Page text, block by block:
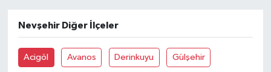
Nevşehir Diğer İlçeler
Acigöl Avanos Derinkuyu Gülşehir